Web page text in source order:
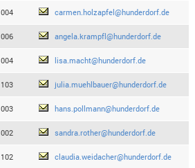
004 carmen.holzapfel@hunderdorf.de
006 angela.krampfl@hunderdorf.de
004 lisa.macht@hunderdorf.de
103 julia.muehlbauer@hunderdorf.de
003 hans.pollmann@hunderdorf.de
002 sandra.rother@hunderdorf.de
102 claudia.weidacher@hunderdorf.de